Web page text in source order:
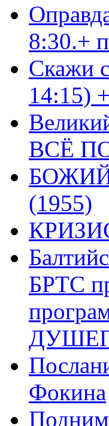
8:30.+
Скажи
14:15)
ВСЁ
БОЖИЙ
(1955)
БРТС
Фокина